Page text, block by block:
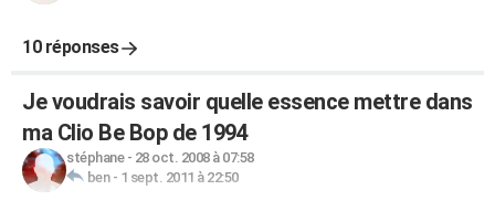
10 réponses
Je voudrais savoir quelle essence mettre dans
ma Clio Be Bop de 1994
stéphane- 28 oct. 2008 à 07:58
ben- 1 sept. 2011 à 22:50